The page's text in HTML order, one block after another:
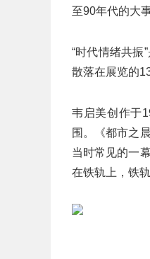
至90年代的大
“时代情绪共振
散落在展览的
韦启美创作于
围。《都市之
当时常见的一
在铁轨上，铁